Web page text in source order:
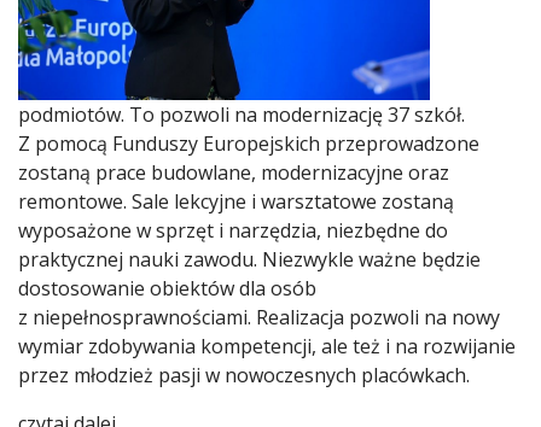
podmiotów. To pozwoli na modernizację 37 szkół.
Z pomocą Funduszy Europejskich przeprowadzone
zostaną prace budowlane, modernizacyjne oraz
remontowe. Sale lekcyjne i warsztatowe zostaną
wyposażone w sprzęt i narzędzia, niezbędne do
praktycznej nauki zawodu. Niezwykle ważne będzie
dostosowanie obiektów dla osób
z niepełnosprawnościami. Realizacja pozwoli na nowy
wymiar zdobywania kompetencji, ale też i na rozwijanie
przez młodzież pasji w nowoczesnych placówkach.